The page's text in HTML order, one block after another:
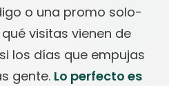
o una promo solo-
visitas vienen de
los días que empujas
gente. Lo perfecto es